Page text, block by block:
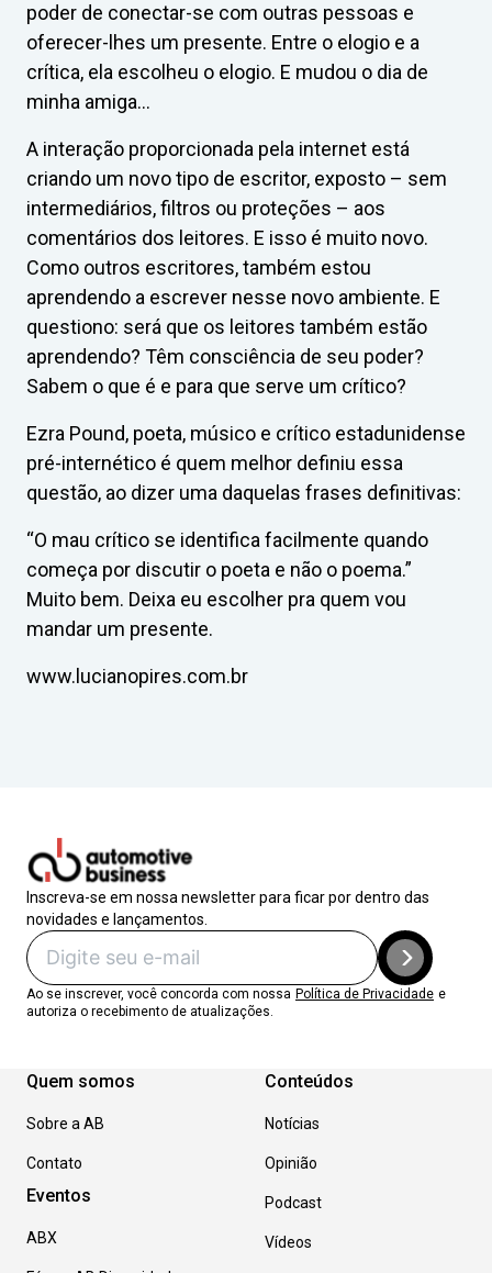
poder de conectar-se com outras pessoas e
oferecer-lhes um presente. Entre o elogio e a
crítica, ela escolheu o elogio. E mudou o dia de
minha amiga…
A interação proporcionada pela internet está
criando um novo tipo de escritor, exposto – sem
intermediários, filtros ou proteções – aos
comentários dos leitores. E isso é muito novo.
Como outros escritores, também estou
aprendendo a escrever nesse novo ambiente. E
questiono: será que os leitores também estão
aprendendo? Têm consciência de seu poder?
Sabem o que é e para que serve um crítico?
Ezra Pound, poeta, músico e crítico estadunidense
pré-internético é quem melhor definiu essa
questão, ao dizer uma daquelas frases definitivas:
“O mau crítico se identifica facilmente quando
começa por discutir o poeta e não o poema.”
Muito bem. Deixa eu escolher pra quem vou
mandar um presente.
www.lucianopires.com.br
Inscreva-se em nossa newsletter para ficar por dentro das
novidades e lançamentos.
Ao se inscrever, você concorda com nossa Política de Privacidade e
autoriza o recebimento de atualizações.
Quem somos
Sobre a AB
Contato
Eventos
ABX
Conteúdos
Notícias
Opinião
Podcast
Vídeos